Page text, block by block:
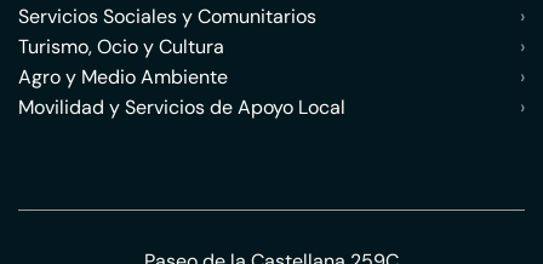
Servicios Sociales y Comunitarios
›
Turismo, Ocio y Cultura
›
Agro y Medio Ambiente
›
Movilidad y Servicios de Apoyo Local
›